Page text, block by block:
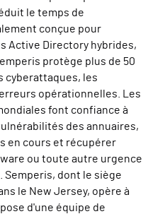
le temps de
conçue pour
Active Directory hybrides,
protège plus de 50
cyberattaques, les
opérationnelles. Les
font confiance à
des annuaires,
en cours et récupérer
ou toute autre urgence
Semperis, dont le siège
le New Jersey, opère à
d'une équipe de